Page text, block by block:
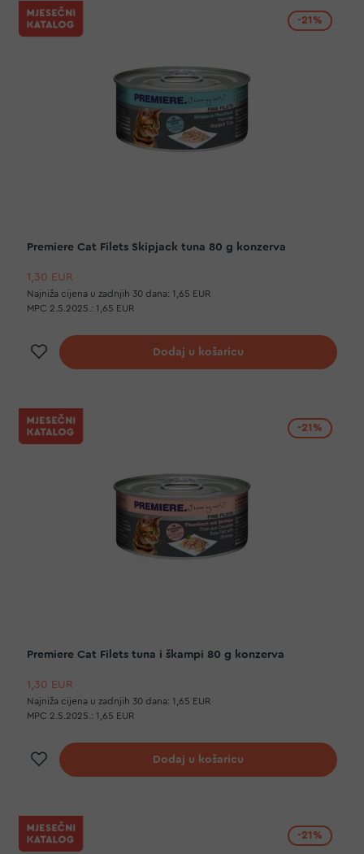
-21%
Premiere Cat Filets Skipjack tuna 80 g konzerva
1,30 EUR
Najniža cijena u zadnjih 30 dana: 1,65 EUR
MPC 2.5.2025.: 1,65 EUR
Dodaj na listu želja
Dodaj u košaricu
-21%
Premiere Cat Filets tuna i škampi 80 g konzerva
1,30 EUR
Najniža cijena u zadnjih 30 dana: 1,65 EUR
MPC 2.5.2025.: 1,65 EUR
Dodaj na listu želja
Dodaj u košaricu
-21%